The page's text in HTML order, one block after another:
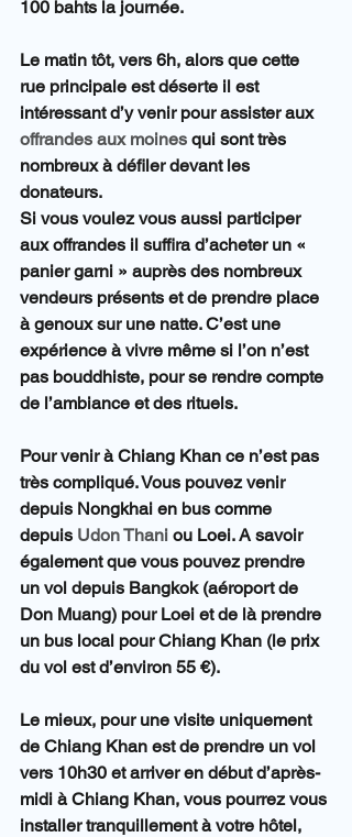
100 bahts la journée.
Le matin tôt, vers 6h, alors que cette
rue principale est déserte il est
intéressant d’y venir pour assister aux
offrandes aux moines qui sont très
nombreux à défiler devant les
donateurs.
Si vous voulez vous aussi participer
aux offrandes il suffira d’acheter un «
panier garni » auprès des nombreux
vendeurs présents et de prendre place
à genoux sur une natte. C’est une
expérience à vivre même si l’on n’est
pas bouddhiste, pour se rendre compte
de l’ambiance et des rituels.
Pour venir à Chiang Khan ce n’est pas
très compliqué. Vous pouvez venir
depuis Nongkhai en bus comme
depuis Udon Thani ou Loei. A savoir
également que vous pouvez prendre
un vol depuis Bangkok (aéroport de
Don Muang) pour Loei et de là prendre
un bus local pour Chiang Khan (le prix
du vol est d’environ 55 €).
Le mieux, pour une visite uniquement
de Chiang Khan est de prendre un vol
vers 10h30 et arriver en début d’après-
midi à Chiang Khan, vous pourrez vous
installer tranquillement à votre hôtel,